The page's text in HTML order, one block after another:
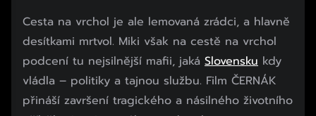
Začátek reklamy
Konec reklamy
Cesta na vrchol je ale lemovaná zrádci, a hlavně
desítkami mrtvol. Miki však na cestě na vrchol
podcení tu nejsilnější mafii, jaká Slovensku kdy
vládla – politiky a tajnou službu. Film ČERNÁK
přináší završení tragického a násilného životního